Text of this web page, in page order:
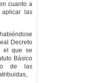
cuanto a
aplicar las
Decreto
el que se
Básico
de las